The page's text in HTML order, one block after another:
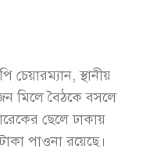
চেয়ারম্যান, স্থানীয়
মিলে বৈঠকে বসলে
ছেলে ঢাকায়
পাওনা রয়েছে।